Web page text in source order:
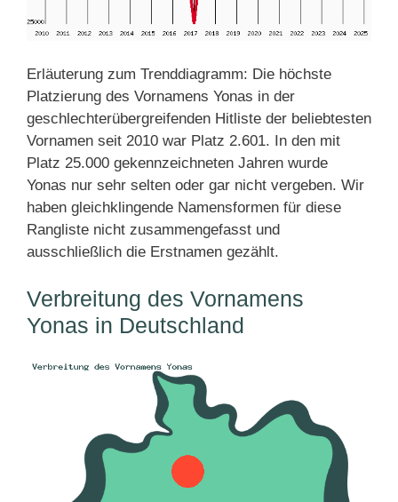
Erläuterung zum Trenddiagramm: Die höchste
Platzierung des Vornamens Yonas in der
geschlechterübergreifenden Hitliste der beliebtesten
Vornamen seit 2010 war Platz 2.601. In den mit
Platz 25.000 gekennzeichneten Jahren wurde
Yonas nur sehr selten oder gar nicht vergeben. Wir
haben gleichklingende Namensformen für diese
Rangliste nicht zusammengefasst und
ausschließlich die Erstnamen gezählt.
Verbreitung des Vornamens
Yonas in Deutschland